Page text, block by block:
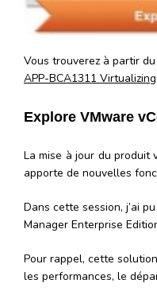
Vous trouverez à partir
APP-BCA1311
Explore VMware
La mise à jour du produit
apporte de nouvelles
Dans cette session, j’ai
Manager Enterprise
Pour rappel, cette
les performances, le